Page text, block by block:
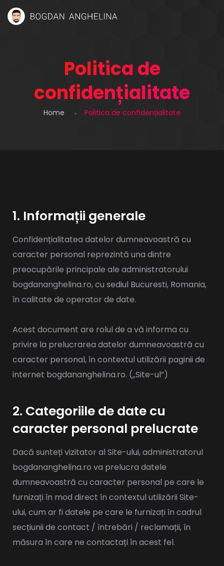
Politica de
confidențialitate
Home Politica de confidențialitate
1. Informații generale
Confidențialitatea datelor dumneavoastră cu
caracter personal reprezintă una dintre
preocupările principale ale administratorului
bogdananghelina.ro, cu sediul Bucuresti, Romania,
în calitate de operator de date.
Acest document are rolul de a vă informa cu
privire la prelucrarea datelor dumneavoastră cu
caracter personal, în contextul utilizării paginii de
internet bogdananghelina.ro. („Site-ul”)
2. Categoriile de date cu
caracter personal prelucrate
Dacă sunteți vizitator al Site-ului, administratorul
bogdananghelina.ro va prelucra datele
dumneavoastră cu caracter personal pe care le
furnizați în mod direct în contextul utilizării Site-
ului, cum ar fi datele pe care le furnizați în cadrul
secțiunii de contact / întrebări / reclamații, în
măsura în care ne contactați în acest fel.